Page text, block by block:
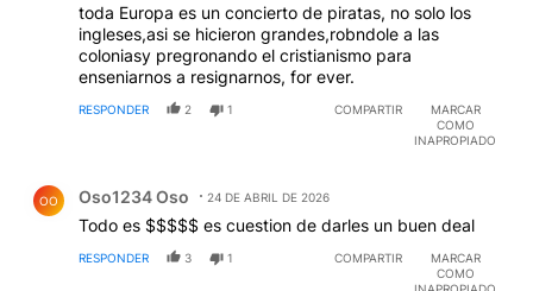
toda Europa es un concierto de piratas, no solo los
ingleses,asi se hicieron grandes,robndole a las
coloniasy pregronando el cristianismo para
enseniarnos a resignarnos, for ever.
RESPONDER 2 1 COMPARTIR
MARCAR
COMO
INAPROPIADO
OO Oso1234 Oso 24 DE ABRIL DE 2026
Todo es $$$$$ es cuestion de darles un buen deal
RESPONDER 3 1 COMPARTIR
MARCAR
COMO